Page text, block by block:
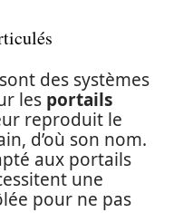
sont des systèmes
les portails
reproduit le
d’où son nom.
aux portails
une
pour ne pas